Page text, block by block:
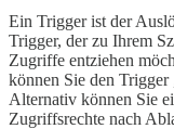
Ein Trigger ist der
Trigger, der zu Ihrem
Zugriffe entziehen
können Sie den
Alternativ können Sie
Zugriffsrechte nach